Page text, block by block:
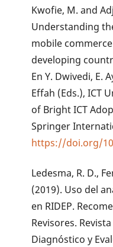
Kwofie, M. and
Understanding
mobile
developing
En Y. Dwivedi, E.
Effah (Eds.), ICT
of Bright ICT
Springer
https://doi.org/
Ledesma, R. D.,
(2019). Uso del
en RIDEP.
Revisores.
Diagnóstico y